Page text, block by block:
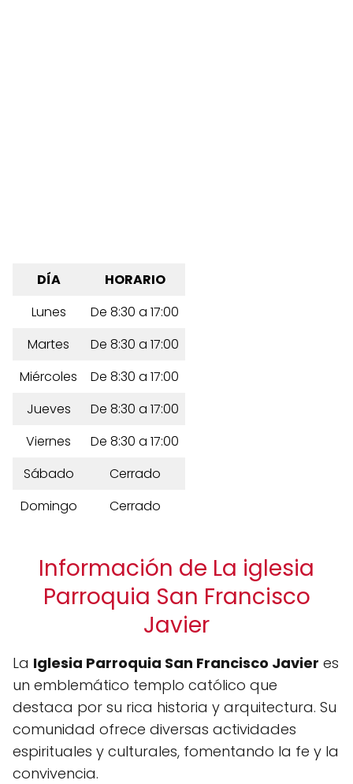
DÍA
HORARIO
Lunes
De 8:30 a 17:00
Martes
De 8:30 a 17:00
Miércoles
De 8:30 a 17:00
Jueves
De 8:30 a 17:00
Viernes
De 8:30 a 17:00
Sábado
Cerrado
Domingo
Cerrado
Información de La iglesia
Parroquia San Francisco
Javier
La Iglesia Parroquia San Francisco Javier es
un emblemático templo católico que
destaca por su rica historia y arquitectura. Su
comunidad ofrece diversas actividades
espirituales y culturales, fomentando la fe y la
convivencia.